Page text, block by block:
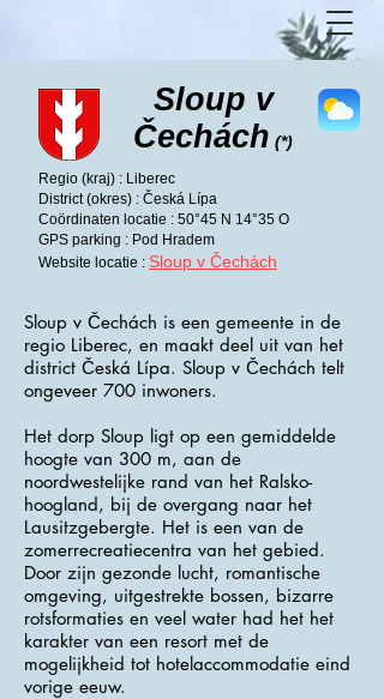
Sloup v
Čechách (*)
Regio (kraj) : Liberec
District (okres) : Česká Lípa
Coördinaten locatie : 50°45 N 14°35 O
GPS parking : Pod Hradem
Website locatie : Sloup v Čechách
Sloup v Čechách is een gemeente in de
regio Liberec, en maakt deel uit van het
district Česká Lípa. Sloup v Čechách telt
ongeveer 700 inwoners.
Het dorp Sloup ligt op een gemiddelde
hoogte van 300 m, aan de
noordwestelijke rand van het Ralsko-
hoogland, bij de overgang naar het
Lausitzgebergte. Het is een van de
zomerrecreatiecentra van het gebied.
Door zijn gezonde lucht, romantische
omgeving, uitgestrekte bossen, bizarre
rotsformaties en veel water had het het
karakter van een resort met de
mogelijkheid tot hotelaccommodatie eind
vorige eeuw.